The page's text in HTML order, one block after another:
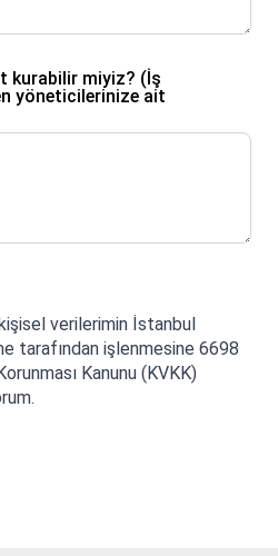
kurabilir miyiz? (İş
yöneticilerinize ait
verilerimin İstanbul
tarafından işlenmesine 6698
Kanunu (KVKK)